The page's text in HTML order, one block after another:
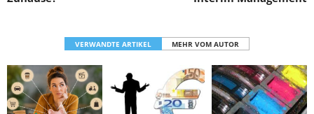
VERWANDTE ARTIKEL MEHR VOM AUTOR